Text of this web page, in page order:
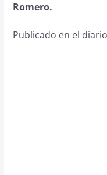
Romero.
Publicado en el